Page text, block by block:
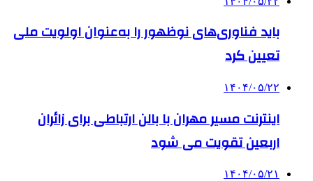
باید فناوری‌های نوظهور را به‌عنوان اولویت ملی
تعیین کرد
۱۴۰۴/۰۵/۲۲
اینترنت مسیر مهران با بالن ارتباطی برای زائران
اربعین تقویت می شود
۱۴۰۴/۰۵/۲۱